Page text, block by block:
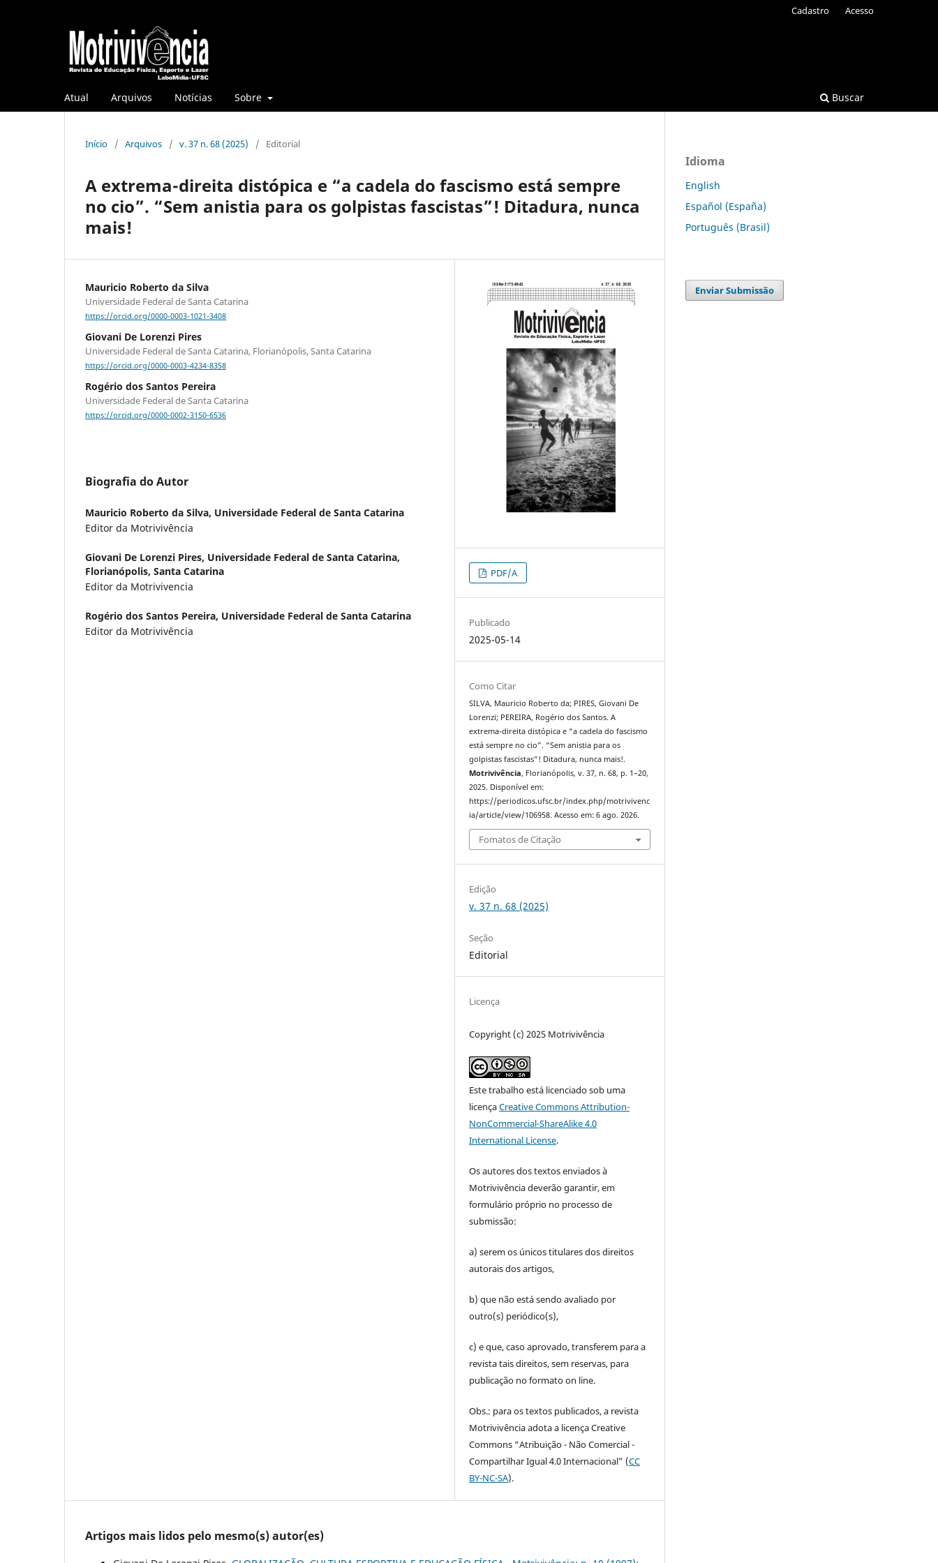
Atual Arquivos Notícias Sobre Buscar
Cadastro Acesso
Início / Arquivos / v. 37 n. 68 (2025) / Editorial
A extrema-direita distópica e “a cadela do fascismo está sempre
no cio”. “Sem anistia para os golpistas fascistas”! Ditadura, nunca
mais!
Mauricio Roberto da Silva
Universidade Federal de Santa Catarina
https://orcid.org/0000-0003-1021-3408
Giovani De Lorenzi Pires
Universidade Federal de Santa Catarina, Florianópolis, Santa Catarina
https://orcid.org/0000-0003-4234-8358
Rogério dos Santos Pereira
Universidade Federal de Santa Catarina
https://orcid.org/0000-0002-3150-6536
Biografia do Autor
Mauricio Roberto da Silva, Universidade Federal de Santa Catarina
Editor da Motrivivência
Giovani De Lorenzi Pires, Universidade Federal de Santa Catarina,
Florianópolis, Santa Catarina
Editor da Motrivivencia
Rogério dos Santos Pereira, Universidade Federal de Santa Catarina
Editor da Motrivivência
PDF/A
Publicado
2025-05-14
Como Citar
SILVA, Mauricio Roberto da; PIRES, Giovani De
Lorenzi; PEREIRA, Rogério dos Santos. A
extrema-direita distópica e “a cadela do fascismo
está sempre no cio”. “Sem anistia para os
golpistas fascistas”! Ditadura, nunca mais!.
Motrivivência, Florianópolis, v. 37, n. 68, p. 1–20,
2025. Disponível em:
https://periodicos.ufsc.br/index.php/motrivivenc
ia/article/view/106958. Acesso em: 6 ago. 2026.
Fomatos de Citação
Edição
v. 37 n. 68 (2025)
Seção
Editorial
Licença
Copyright (c) 2025 Motrivivência
Este trabalho está licenciado sob uma
licençaCreative Commons Attribution-
NonCommercial-ShareAlike 4.0
International License.
Os autores dos textos enviados à
Motrivivência deverão garantir, em
formulário próprio no processo de
submissão:
a) serem os únicos titulares dos direitos
autorais dos artigos,
b) que não está sendo avaliado por
outro(s) periódico(s),
c) e que, caso aprovado, transferem para a
revista tais direitos, sem reservas, para
publicação no formato on line.
Obs.: para os textos publicados, a revista
Motrivivência adota a licença Creative
Commons “Atribuição - Não Comercial -
Compartilhar Igual 4.0 Internacional” (CC
BY-NC-SA).
Artigos mais lidos pelo mesmo(s) autor(es)
Idioma
English
Español (España)
Português (Brasil)
Enviar Submissão